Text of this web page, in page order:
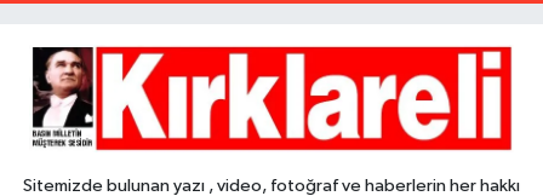
Sitemizde bulunan yazı , video, fotoğraf ve haberlerin her hakkı